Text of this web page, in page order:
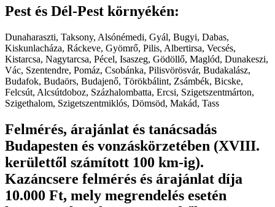
Pest és Dél-Pest környékén:
Dunaharaszti, Taksony, Alsónémedi, Gyál, Bugyi, Dabas,
Kiskunlacháza, Ráckeve, Gyömrő, Pilis, Albertirsa, Vecsés,
Kistarcsa, Nagytarcsa, Pécel, Isaszeg, Gödöllő, Maglód, Dunakeszi,
Vác, Szentendre, Pomáz, Csobánka, Pilisvörösvár, Budakalász,
Budafok, Budaörs, Budajenő, Törökbálint, Zsámbék, Bicske,
Felcsút, Alcsútdoboz, Százhalombatta, Ercsi, Szigetszentmárton,
Szigethalom, Szigetszentmiklós, Dömsöd, Makád, Tass
Felmérés, árajánlat és tanácsadás
Budapesten és vonzáskörzetében (XVIII.
kerülettől számított 100 km-ig).
Kazáncsere felmérés és árajánlat díja
10.000 Ft, mely megrendelés esetén